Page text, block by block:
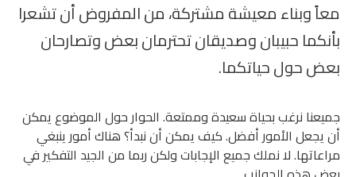
معاً وبناء معيشة مشتركة، من المفروض أن تشعرا
بأنكما حبيبان وصديقان تحترمان بعض وتصارحان
بعض حول حياتكما.
جميعنا نرغب بحياة سعيدة وممتعة. الحوار حول الموضوع يمكن
أن يجعل الأمور أفضل. كيف يمكن أن نبدأ؟ هناك أمور ينبغي
مراعاتها. لا نملك جميع الإجابات ولكن ربما من الجيد التفكير في